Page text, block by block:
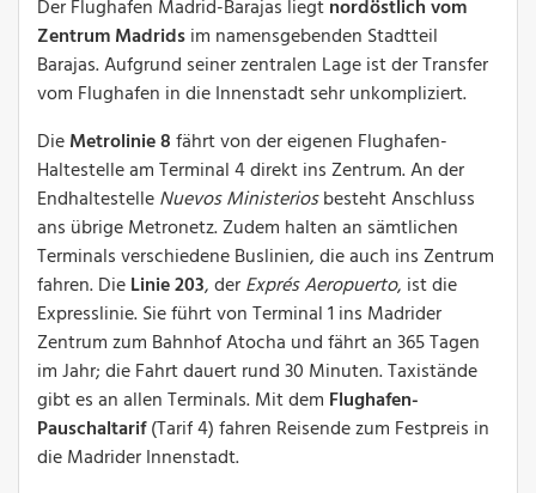
Der Flughafen Madrid-Barajas liegtnordöstlich vom
Zentrum Madridsim namensgebenden Stadtteil
Barajas. Aufgrund seiner zentralen Lage ist der Transfer
vom Flughafen in die Innenstadt sehr unkompliziert.
DieMetrolinie 8fährt von der eigenen Flughafen-
Haltestelle am Terminal 4 direkt ins Zentrum. An der
EndhaltestelleNuevos Ministeriosbesteht Anschluss
ans übrige Metronetz. Zudem halten an sämtlichen
Terminals verschiedene Buslinien, die auch ins Zentrum
fahren. DieLinie 203, derExprés Aeropuerto, ist die
Expresslinie. Sie führt von Terminal 1 ins Madrider
Zentrum zum Bahnhof Atocha und fährt an 365 Tagen
im Jahr; die Fahrt dauert rund 30 Minuten. Taxistände
gibt es an allen Terminals. Mit dem Flughafen-
Pauschaltarif(Tarif 4) fahren Reisende zum Festpreis in
die Madrider Innenstadt.